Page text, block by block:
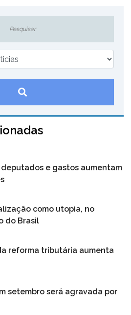
e gastos aumentam
como utopia, no
do Brasil
reforma tributária aumenta
setembro será agravada por